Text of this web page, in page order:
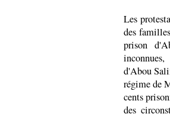
Les
des
prison
d'Abou
régime de
cents
des